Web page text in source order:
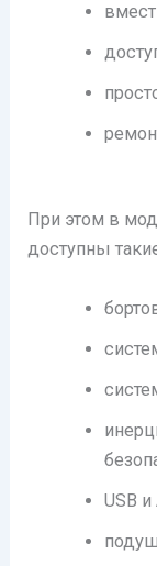
При этом в
доступны
USB и